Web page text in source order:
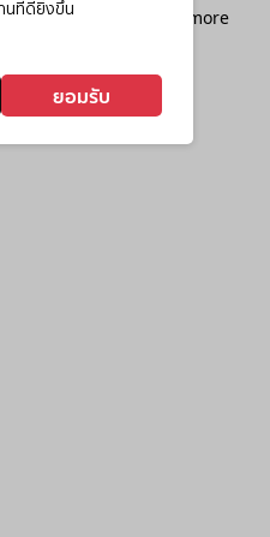
นที่ดียิ่งขึ้น
ยอมรับ
browser console
for more